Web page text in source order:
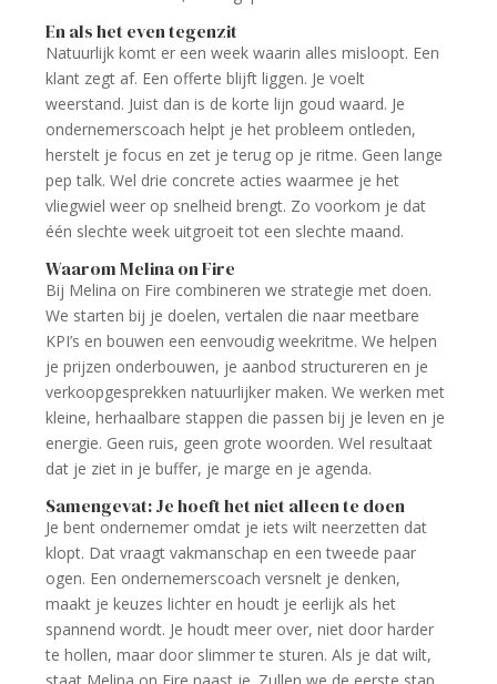
En als het even tegenzit
Natuurlijk komt er een week waarin alles misloopt. Een
klant zegt af. Een offerte blijft liggen. Je voelt
weerstand. Juist dan is de korte lijn goud waard. Je
ondernemerscoach helpt je het probleem ontleden,
herstelt je focus en zet je terug op je ritme. Geen lange
pep talk. Wel drie concrete acties waarmee je het
vliegwiel weer op snelheid brengt. Zo voorkom je dat
één slechte week uitgroeit tot een slechte maand.
Waarom Melina on Fire
Bij Melina on Fire combineren we strategie met doen.
We starten bij je doelen, vertalen die naar meetbare
KPI’s en bouwen een eenvoudig weekritme. We helpen
je prijzen onderbouwen, je aanbod structureren en je
verkoopgesprekken natuurlijker maken. We werken met
kleine, herhaalbare stappen die passen bij je leven en je
energie. Geen ruis, geen grote woorden. Wel resultaat
dat je ziet in je buffer, je marge en je agenda.
Samengevat: Je hoeft het niet alleen te doen
Je bent ondernemer omdat je iets wilt neerzetten dat
klopt. Dat vraagt vakmanschap en een tweede paar
ogen. Een ondernemerscoach versnelt je denken,
maakt je keuzes lichter en houdt je eerlijk als het
spannend wordt. Je houdt meer over, niet door harder
te hollen, maar door slimmer te sturen. Als je dat wilt,